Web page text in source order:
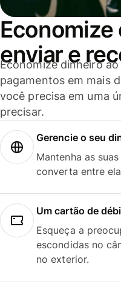
Economize
enviar e
Economize dinheiro
pagamentos em mais
você precisa em uma
precisar.
Gerencie o seu
Mantenha as
converta entre
Um cartão de
Esqueça a
escondidas no
no exterior.